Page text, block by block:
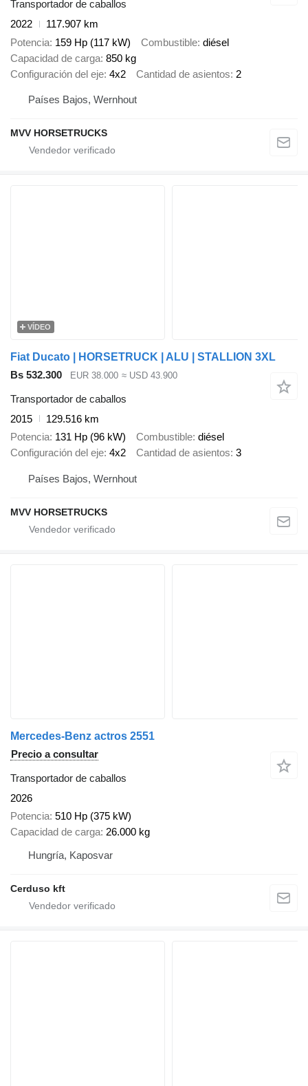
Transportador de caballos
2022
117.907 km
Potencia 159 Hp (117 kW) Combustible diésel
Capacidad de carga 850 kg
Configuración del eje 4x2 Cantidad de asientos 2
Países Bajos, Wernhout
MVV HORSETRUCKS
VÍDEO
Fiat Ducato | HORSETRUCK | ALU | STALLION 3XL
Bs 532.300
EUR 38.000 ≈ USD 43.900
Transportador de caballos
2015
129.516 km
Potencia 131 Hp (96 kW) Combustible diésel
Configuración del eje 4x2 Cantidad de asientos 3
Países Bajos, Wernhout
MVV HORSETRUCKS
Mercedes-Benz actros 2551
Precio a consultar
Transportador de caballos
2026
Potencia 510 Hp (375 kW)
Capacidad de carga 26.000 kg
Hungría, Kaposvar
Cerduso kft